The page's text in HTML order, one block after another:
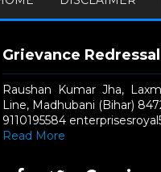
Grievance
Raushan Kumar Jha,
Line, Madhubani (Bihar)
9110195584
Read More